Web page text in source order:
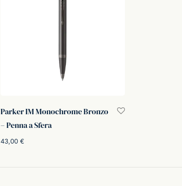
Parker IM Monochrome Bronzo
– Penna a Sfera
43,00 €